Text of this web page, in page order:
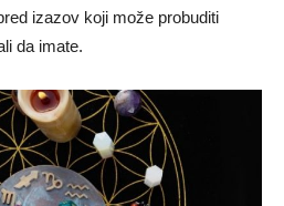
izazov koji može probuditi
da imate.